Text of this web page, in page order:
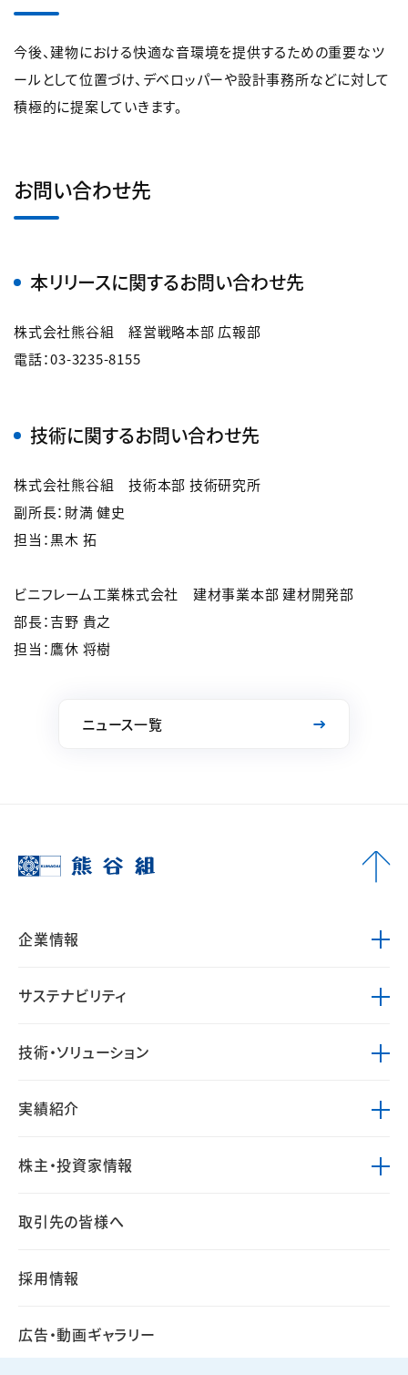
今後、建物における快適な音環境を提供するための重要なツ
ールとして位置づけ、デベロッパーや設計事務所などに対して
積極的に提案していきます。
お問い合わせ先
本リリースに関するお問い合わせ先
株式会社熊谷組 経営戦略本部 広報部
電話：03-3235-8155
技術に関するお問い合わせ先
株式会社熊谷組 技術本部 技術研究所
副所長：財満 健史
担当：黒木 拓
ビニフレーム工業株式会社 建材事業本部 建材開発部
部長：吉野 貴之
担当：鷹休 将樹
ニュース一覧
企業情報
サステナビリティ
技術・ソリューション
実績紹介
株主・投資家情報
取引先の皆様へ
採用情報
広告・動画ギャラリー